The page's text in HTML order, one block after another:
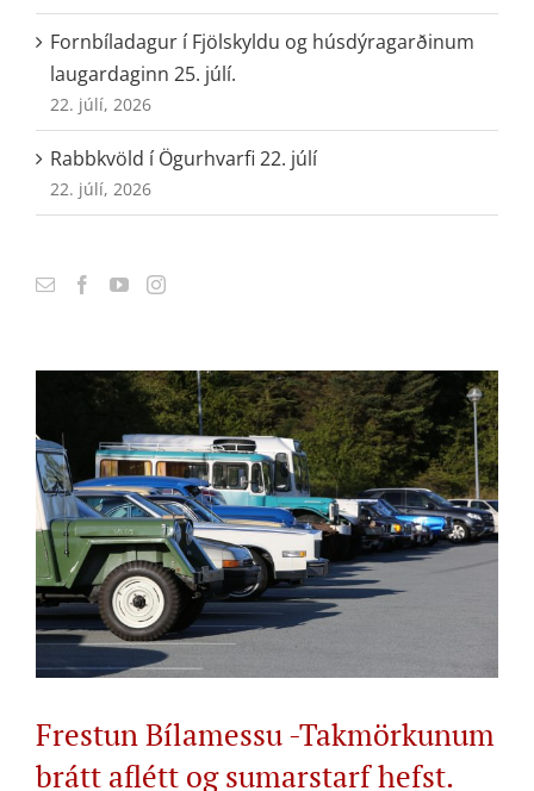
Image
Frestun Bílamessu -Takmörkunum
brátt aflétt og sumarstarf hefst.
Fornbíladagur í Fjölskyldu og húsdýragarðinum
laugardaginn 25. júlí.
22. júlí, 2026
Rabbkvöld í Ögurhvarfi 22. júlí
22. júlí, 2026